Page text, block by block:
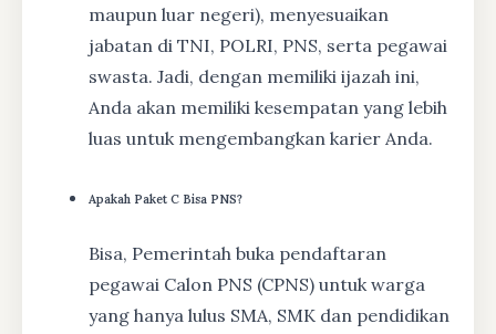
maupun luar negeri), menyesuaikan
jabatan di TNI, POLRI, PNS, serta pegawai
swasta. Jadi, dengan memiliki ijazah ini,
Anda akan memiliki kesempatan yang lebih
luas untuk mengembangkan karier Anda.
Apakah Paket C Bisa PNS?
Bisa, Pemerintah buka pendaftaran
pegawai Calon PNS (CPNS) untuk warga
yang hanya lulus SMA, SMK dan pendidikan